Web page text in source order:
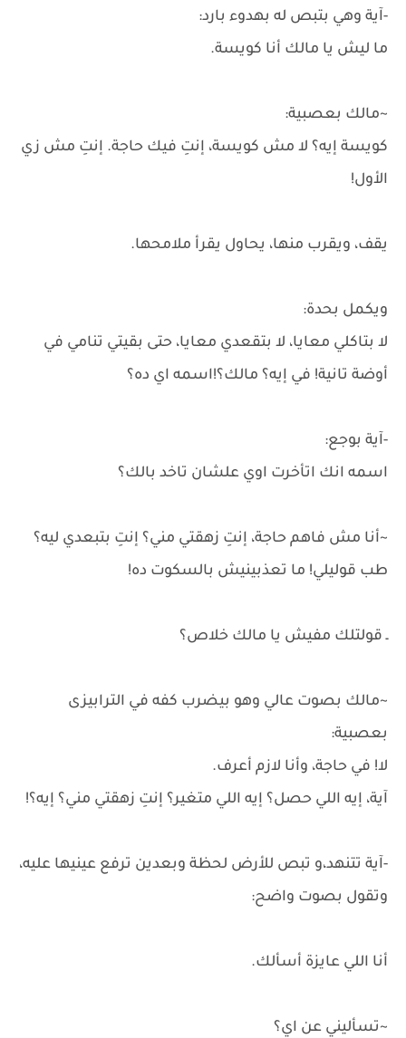
-آية وهي بتبص له بهدوء بارد:
ما ليش يا مالك أنا كويسة.
~مالك بعصبية:
كويسة إيه؟ لا مش كويسة، إنتِ فيك حاجة. إنتِ مش زي
الأول!
يقف، ويقرب منها، يحاول يقرأ ملامحها.
ويكمل بحدة:
لا بتاكلي معايا، لا بتقعدي معايا، حتى بقيتي تنامي في
أوضة تانية! في إيه؟ مالك؟!اسمه اي ده؟
-آية بوجع:
اسمه انك اتأخرت اوي علشان تاخد بالك؟
~أنا مش فاهم حاجة، إنتِ زهقتي مني؟ إنتِ بتبعدي ليه؟
طب قوليلي! ما تعذبينيش بالسكوت ده!
ـ قولتلك مفيش يا مالك خلاص؟
~مالك بصوت عالي وهو بيضرب كفه في الترابيزى
بعصبية:
لا! في حاجة، وأنا لازم أعرف.
آية، إيه اللي حصل؟ إيه اللي متغير؟ إنتِ زهقتي مني؟ إيه؟!
-آية تتنهد،و تبص للأرض لحظة وبعدين ترفع عينيها عليه،
وتقول بصوت واضح:
أنا اللي عايزة أسألك.
~تسأليني عن اي؟